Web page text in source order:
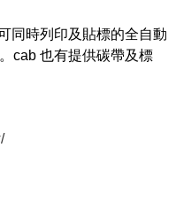
同時列印及貼標的全自動
cab 也有提供碳帶及標